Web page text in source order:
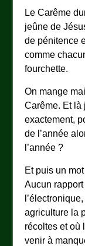
Le Carême
jeûne de
de pénitence
comme
fourchette.
On mange
Carême. Et là
exactement,
de l’année
l’année ?
Et puis un
Aucun
agriculture la
récoltes et où
venir à